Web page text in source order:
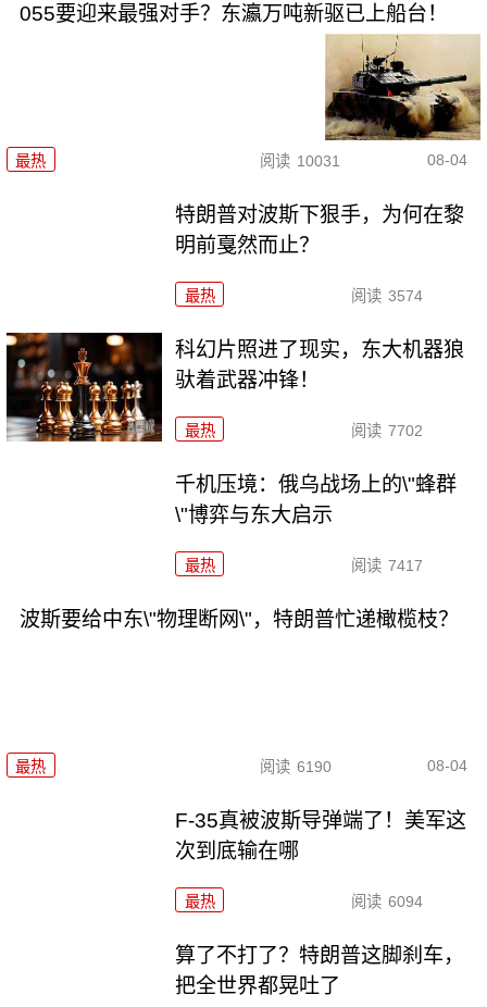
055要迎来最强对手？东瀛万吨新驱已上船台！
最热 阅读 10031 08-04
特朗普对波斯下狠手，为何在黎
明前戛然而止？
最热 阅读 3574
科幻片照进了现实，东大机器狼
驮着武器冲锋！
最热 阅读 7702
千机压境：俄乌战场上的\"蜂群
\"博弈与东大启示
最热 阅读 7417
波斯要给中东\"物理断网\"，特朗普忙递橄榄枝？
最热 阅读 6190 08-04
F-35真被波斯导弹端了！美军这
次到底输在哪
最热 阅读 6094
算了不打了？特朗普这脚刹车，
把全世界都晃吐了